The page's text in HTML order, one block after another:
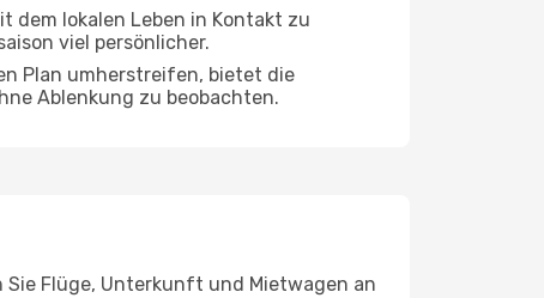
dem lokalen Leben in Kontakt zu
viel persönlicher.
Plan umherstreifen, bietet die
Ablenkung zu beobachten.
Sie Flüge, Unterkunft und Mietwagen an